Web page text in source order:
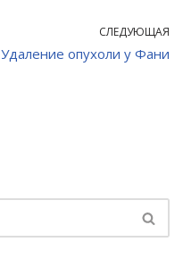
СЛЕДУЮЩАЯ
Удаление опухоли у Фани